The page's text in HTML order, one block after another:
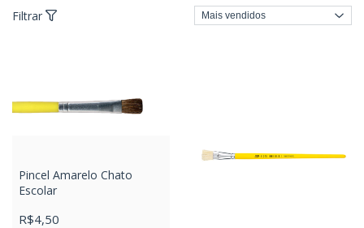
Filtrar
Pincel Amarelo Chato
Escolar
R$4,50